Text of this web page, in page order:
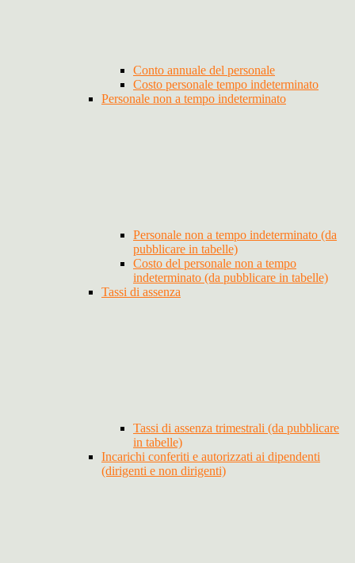
Conto annuale del personale
Costo personale tempo indeterminato
Personale non a tempo indeterminato
Personale non a tempo indeterminato (da
pubblicare in tabelle)
Costo del personale non a tempo
indeterminato (da pubblicare in tabelle)
Tassi di assenza
Tassi di assenza trimestrali (da pubblicare
in tabelle)
Incarichi conferiti e autorizzati ai dipendenti
(dirigenti e non dirigenti)